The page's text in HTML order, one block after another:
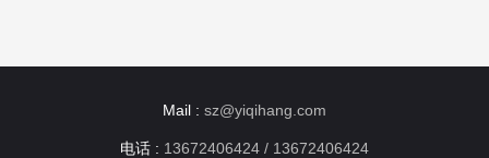
Mail : sz@yiqihang.com
电话 : 13672406424 / 13672406424